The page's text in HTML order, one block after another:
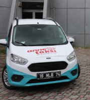
İletişim
Künye
Tüm Manşetler
Son Dakika
Haber Arşivi